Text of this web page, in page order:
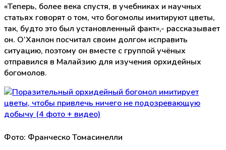
«Теперь, более века спустя, в учебниках и научных
статьях говорят о том, что богомолы имитируют цветы,
так, будто это был установленный факт»,- рассказывает
он. О’Ханлон посчитал своим долгом исправить
ситуацию, поэтому он вместе с группой учёных
отправился в Малайзию для изучения орхидейных
богомолов.
Фото: Франческо Томасинелли